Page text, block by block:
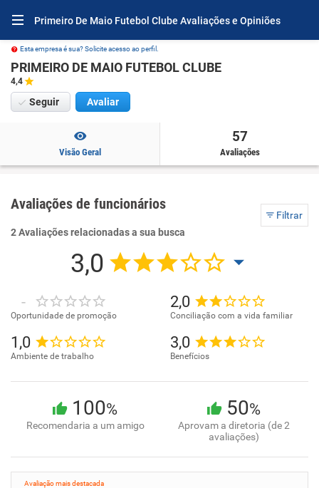
Primeiro De Maio Futebol Clube Avaliações e Opiniões
Esta empresa é sua? Solicite acesso ao perfil.
PRIMEIRO DE MAIO FUTEBOL CLUBE
4,4
Seguir Avaliar
Visão Geral
57
Avaliações
Avaliações de funcionários
Filtrar
2 Avaliações relacionadas a sua busca
3,0
-
Oportunidade de promoção
2,0
Conciliação com a vida familiar
1,0
Ambiente de trabalho
3,0
Benefícios
100%
Recomendaria a um amigo
50%
Aprovam a diretoria (de 2
avaliações)
Avaliação mais destacada